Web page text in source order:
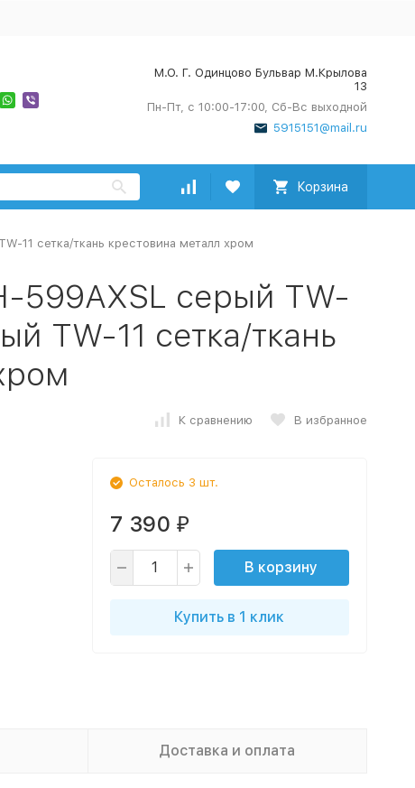
М.О. Г. Одинцово Бульвар М.Крылова
13
Пн-Пт, с 10:00-17:00, Сб-Вс выходной
5915151@mail.ru
Корзина
11 сетка/ткань крестовина металл хром
599AXSL серый TW-
TW-11 сетка/ткань
К сравнению В избранное
Осталось 3 шт.
7 390 ₽
В корзину
Купить в 1 клик
Доставка и оплата